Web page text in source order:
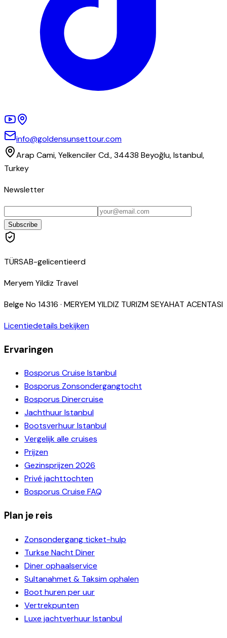
info@goldensunsettour.com
Arap Cami, Yelkenciler Cd., 34438 Beyoğlu, Istanbul,
Turkey
Newsletter
Subscribe
TÜRSAB-gelicentieerd
Meryem Yildiz Travel
Belge No 14316 · MERYEM YILDIZ TURIZM SEYAHAT ACENTASI
Licentiedetails bekijken
Ervaringen
Bosporus Cruise Istanbul
Bosporus Zonsondergangtocht
Bosporus Dinercruise
Jachthuur Istanbul
Bootsverhuur Istanbul
Vergelijk alle cruises
Prijzen
Gezinsprijzen 2026
Privé jachttochten
Bosporus Cruise FAQ
Plan je reis
Zonsondergang ticket-hulp
Turkse Nacht Diner
Diner ophaalservice
Sultanahmet & Taksim ophalen
Boot huren per uur
Vertrekpunten
Luxe jachtverhuur Istanbul